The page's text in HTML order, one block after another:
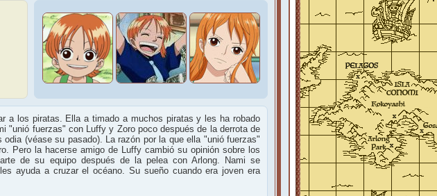
a los piratas. Ella a timado a muchos piratas y les ha robado
"unió fuerzas" con Luffy y Zoro poco después de la derrota de
(véase su pasado). La razón por la que ella "unió fuerzas"
Pero la hacerse amigo de Luffy cambió su opinión sobre los
de su equipo después de la pelea con Arlong. Nami se
ayuda a cruzar el océano. Su sueño cuando era joven era